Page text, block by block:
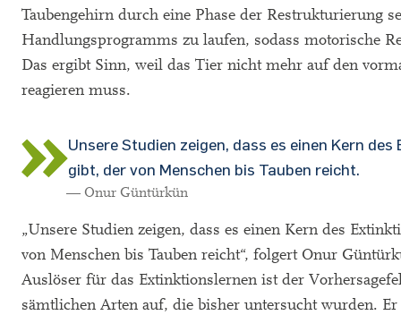
Taubengehirn durch eine Phase der Restrukturierung
Handlungsprogramms zu laufen, sodass motorische
Das ergibt Sinn, weil das Tier nicht mehr auf den
reagieren muss.
Unsere Studien zeigen, dass es einen Kern
gibt, der von Menschen bis Tauben reicht.
— Onur Güntürkün
„Unsere Studien zeigen, dass es einen Kern des
von Menschen bis Tauben reicht“, folgert Onur
Auslöser für das Extinktionslernen ist der
sämtlichen Arten auf, die bisher untersucht wurden.